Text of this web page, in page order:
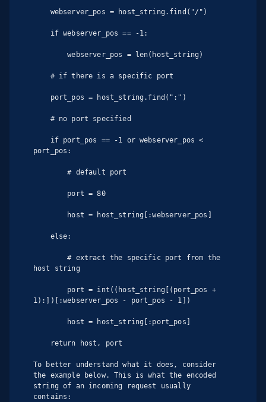
        webserver_pos = len(host_string)
port_pos:
        # default port
        # extract the specific port from the
host string
1):])[:webserver_pos - port_pos - 1])
To better understand what it does, consider
the example below. This is what the encoded
string of an incoming request usually
contains: